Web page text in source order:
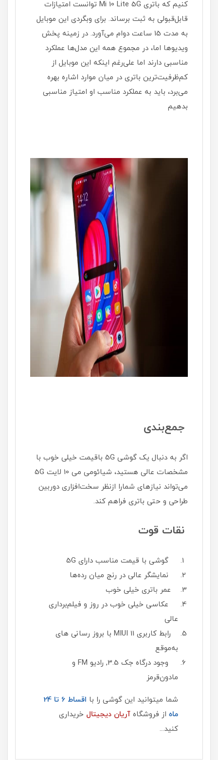
کنیم که باتری Mi 10 Lite 5G توانست امتیازات
قابل‌قبولی به ثبت برساند. برای وبگردی این موبایل
به مدت 15 ساعت دوام می‌آورد. در زمینه پخش
ویدیوها اما، در مجموع همه این مدل‌ها عملکرد
مناسبی دارند اما علی‌رغم اینکه این موبایل از
کم‌ظرفیت‌ترین باتری در میان موارد اشاره بهره
می‌برد، باید به عملکرد مناسب او امتیاز مناسبی
بدهیم
جمع‌بندی
اگر به دنبال یک گوشی 5G باقیمت خیلی خوب با
مشخصات عالی هستید، شیائومی می 10 لایت 5G
می‌تواند نیازهای شمارا ازنظر سخت‌افزاری دوربین
طراحی و حتی باتری فراهم کند.
نقات قوت
گوشی با قیمت مناسب دارای 5G
نمایشگر عالی در رنج میان رده‌ها
عمر باتری خیلی خوب
عکاسی خیلی خوب در روز و فیلم‌برداری
عالی
رابط کاربری MIUI 11 با بروز رسانی های
به‌موقع
وجود درگاه جک 3.5, رادیو FM و
مادون‌قرمز
شما میتوانید این گوشی را با
اقساط 6 تا 24
ماه از فروشگاه آریان دیجیتال خریداری
کنید...